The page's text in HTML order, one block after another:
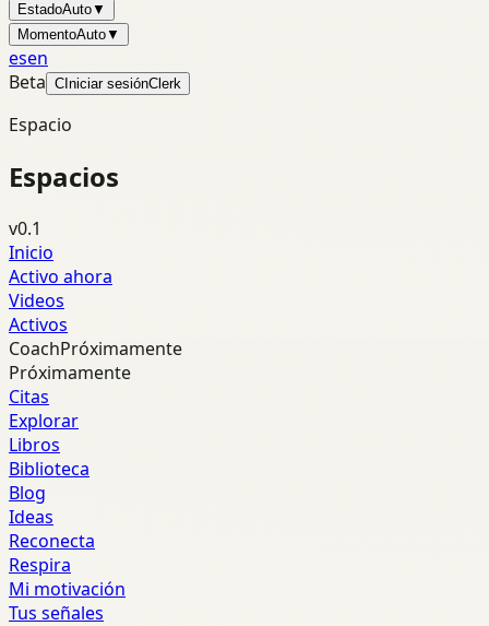
EstadoAuto▼
MomentoAuto▼
esen
Beta C Iniciar sesiónClerk
Espacio
Espacios
v0.1
Inicio
Activo ahora
Videos
Activos
CoachPróximamente
Próximamente
Citas
Explorar
Libros
Biblioteca
Blog
Ideas
Reconecta
Respira
Mi motivación
Tus señales